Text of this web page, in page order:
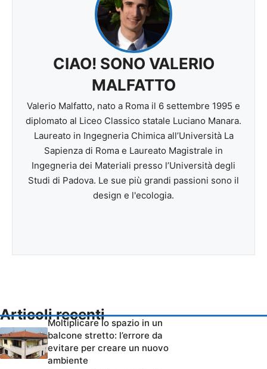
CIAO! SONO VALERIO
MALFATTO
Valerio Malfatto, nato a Roma il 6 settembre 1995 e
diplomato al Liceo Classico statale Luciano Manara.
Laureato in Ingegneria Chimica all’Università La
Sapienza di Roma e Laureato Magistrale in
Ingegneria dei Materiali presso l’Università degli
Studi di Padova. Le sue più grandi passioni sono il
design e l'ecologia.
Articoli recenti
Moltiplicare lo spazio in un
balcone stretto: l’errore da
evitare per creare un nuovo
ambiente